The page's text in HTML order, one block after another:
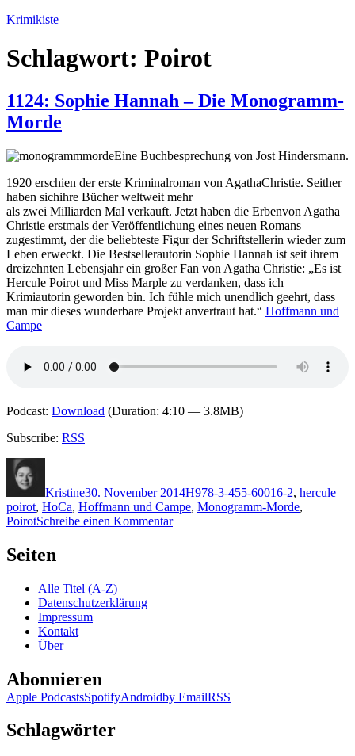
Zum
springen
Krimikiste
Schlagwort: Poirot
1124: Sophie Hannah – Die Monogramm-
Morde
Eine Buchbesprechung von Jost Hindersmann.
1920 erschien der erste Kriminalroman von AgathaChristie. Seither
haben sichihre Bücher weltweit mehr
als zwei Milliarden Mal verkauft. Jetzt haben die Erbenvon Agatha
Christie erstmals der Veröffentlichung eines neuen Romans
zugestimmt, der die beliebteste Figur der Schriftstellerin wieder zum
Leben erweckt. Die Bestsellerautorin Sophie Hannah ist seit ihrem
dreizehnten Lebensjahr ein großer Fan von Agatha Christie: „Es ist
Hercule Poirot und Miss Marple zu verdanken, dass ich
Krimiautorin geworden bin. Ich fühle mich unendlich geehrt, dass
man mir dieses wunderbare Projekt anvertraut hat.“ Hoffmann und
Campe
Podcast: Download (Duration: 4:10 — 3.8MB)
Subscribe: RSS
Kristine30. November 2014H978-3-455-60016-2, hercule
poirot, HoCa, Hoffmann und Campe, Monogramm-Morde,
PoirotSchreibe einen Kommentarzu
Seiten
Alle Titel (A-Z)
Datenschutzerklärung
Impressum
Kontakt
Über
Abonnieren
Apple PodcastsSpotifyAndroidby EmailRSS
Schlagwörter